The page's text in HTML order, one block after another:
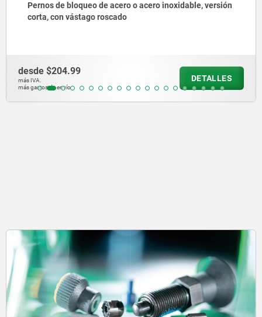
Pernos de bloqueo de acero o acero inoxidable con
anilla de tracción de acero inoxidable
desde$140.27
más IVA.
más gastos de envío
DETALLES